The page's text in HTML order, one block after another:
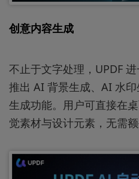
创意内容生成
不止于文字处理，UPDF
推出 AI 背景生成、AI 水
生成功能。用户可直接在
觉素材与设计元素，无需额